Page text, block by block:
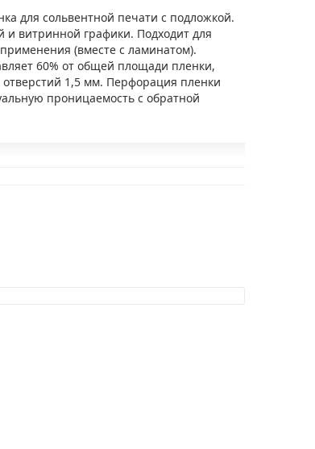
для сольвентной печати с подложкой.
и витринной графики. Подходит для
(вместе с ламинатом).
60% от общей площади пленки,
1,5 мм. Перфорация пленки
проницаемость с обратной